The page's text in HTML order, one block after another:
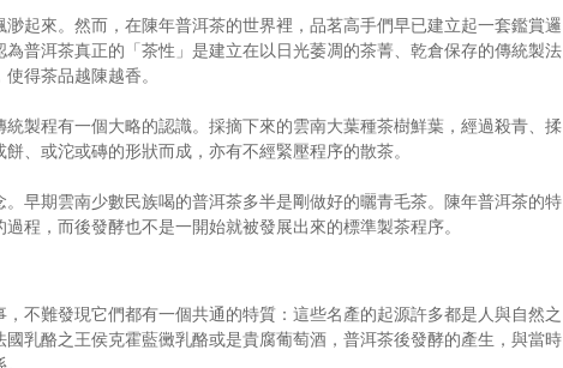
起來。然而，在陳年普洱茶的世界裡，品茗高手們早已建立起一套鑑賞邏
普洱茶真正的「茶性」是建立在以日光萎凋的茶菁、乾倉保存的傳統製法
得茶品越陳越香。
製程有一個大略的認識。採摘下來的雲南大葉種茶樹鮮葉，經過殺青、揉
、或沱或磚的形狀而成，亦有不經緊壓程序的散茶。
早期雲南少數民族喝的普洱茶多半是剛做好的曬青毛茶。陳年普洱茶的特
程，而後發酵也不是一開始就被發展出來的標準製茶程序。
不難發現它們都有一個共通的特質：這些名產的起源許多都是人與自然之
乳酪之王侯克霍藍黴乳酪或是貴腐葡萄酒，普洱茶後發酵的產生，與當時